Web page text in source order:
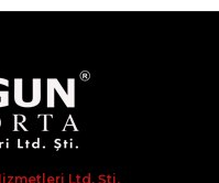
Ltd. Şti.